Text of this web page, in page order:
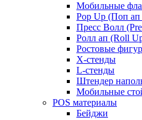
Мобильные
Pop Up (Поп ап
Пресс Волл
Ролл ап (Roll
Ростовые
X-стенды
L-стенды
Штендер
Мобильные
POS материалы
Бейджи